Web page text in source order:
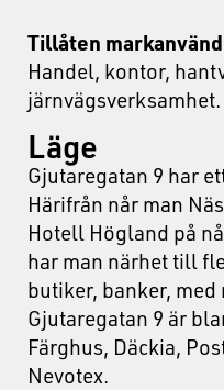
Tillåten
Handel, kontor,
järnvägsverksamhet.
Läge
Gjutaregatan 9 har
Härifrån når man
Hotell Högland på
har man närhet till
butiker, banker,
Gjutaregatan 9 är
Färghus, Däckia,
Nevotex.